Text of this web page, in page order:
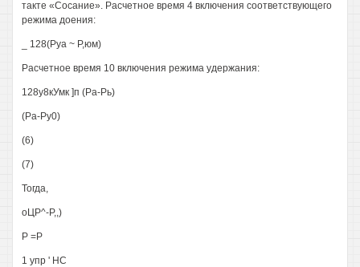
такте «Сосание». Расчетное время 4 включения соответствующего
режима доения:
_ 128(Руа ~ Р,юм)
Расчетное время 10 включения режима удержания:
128у8кУмк ]п (Ра-Рь)
(Ра-Ру0)
(6)
(7)
Тогда,
оЦР^-Р,,)
Р =Р
1 упр ' НС